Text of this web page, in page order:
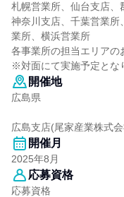
札幌営業所、仙台支店、
神奈川支店、千葉営業
業所、横浜営業所
各事業所の担当エリアの
※対面にて実施予定とな
開催地
広島県
広島支店(尾家産業株式
開催月
2025年8月
応募資格
応募資格